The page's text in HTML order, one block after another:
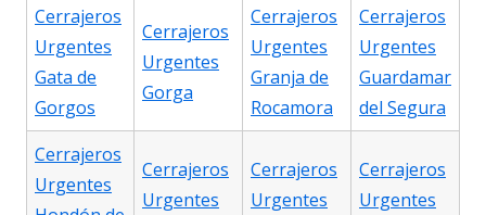
Cerrajeros
Urgentes
Gata de
Gorgos
Cerrajeros
Urgentes
Gorga
Cerrajeros
Urgentes
Granja de
Rocamora
Cerrajeros
Urgentes
Guardamar
del Segura
Cerrajeros
Urgentes
Cerrajeros
Urgentes
Cerrajeros
Urgentes
Cerrajeros
Urgentes